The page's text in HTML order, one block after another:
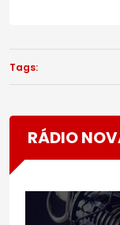
Tags:
RÁDIO